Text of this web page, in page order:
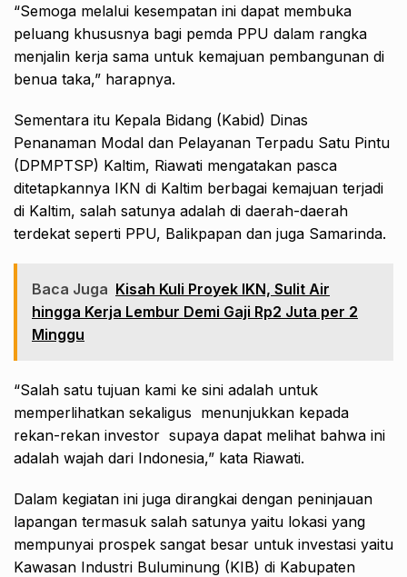
“Semoga melalui kesempatan ini dapat membuka
peluang khususnya bagi pemda PPU dalam rangka
menjalin kerja sama untuk kemajuan pembangunan di
benua taka,” harapnya.
Sementara itu Kepala Bidang (Kabid) Dinas
Penanaman Modal dan Pelayanan Terpadu Satu Pintu
(DPMPTSP) Kaltim, Riawati mengatakan pasca
ditetapkannya IKN di Kaltim berbagai kemajuan terjadi
di Kaltim, salah satunya adalah di daerah-daerah
terdekat seperti PPU, Balikpapan dan juga Samarinda.
Baca Juga Kisah Kuli Proyek IKN, Sulit Air
hingga Kerja Lembur Demi Gaji Rp2 Juta per 2
Minggu
“Salah satu tujuan kami ke sini adalah untuk
memperlihatkan sekaligus menunjukkan kepada
rekan-rekan investor supaya dapat melihat bahwa ini
adalah wajah dari Indonesia,” kata Riawati.
Dalam kegiatan ini juga dirangkai dengan peninjauan
lapangan termasuk salah satunya yaitu lokasi yang
mempunyai prospek sangat besar untuk investasi yaitu
Kawasan Industri Buluminung (KIB) di Kabupaten